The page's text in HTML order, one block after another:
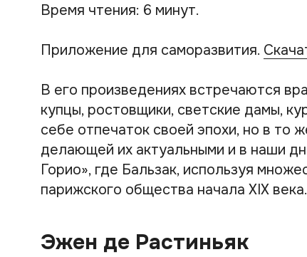
Время чтения: 6 минут.
Приложение для саморазвития.
В его произведениях встречаются
купцы, ростовщики, светские дамы,
себе отпечаток своей эпохи, но в то
делающей их актуальными и в наши
Горио», где Бальзак, используя
парижского общества начала XIX века.
Эжен де Растиньяк